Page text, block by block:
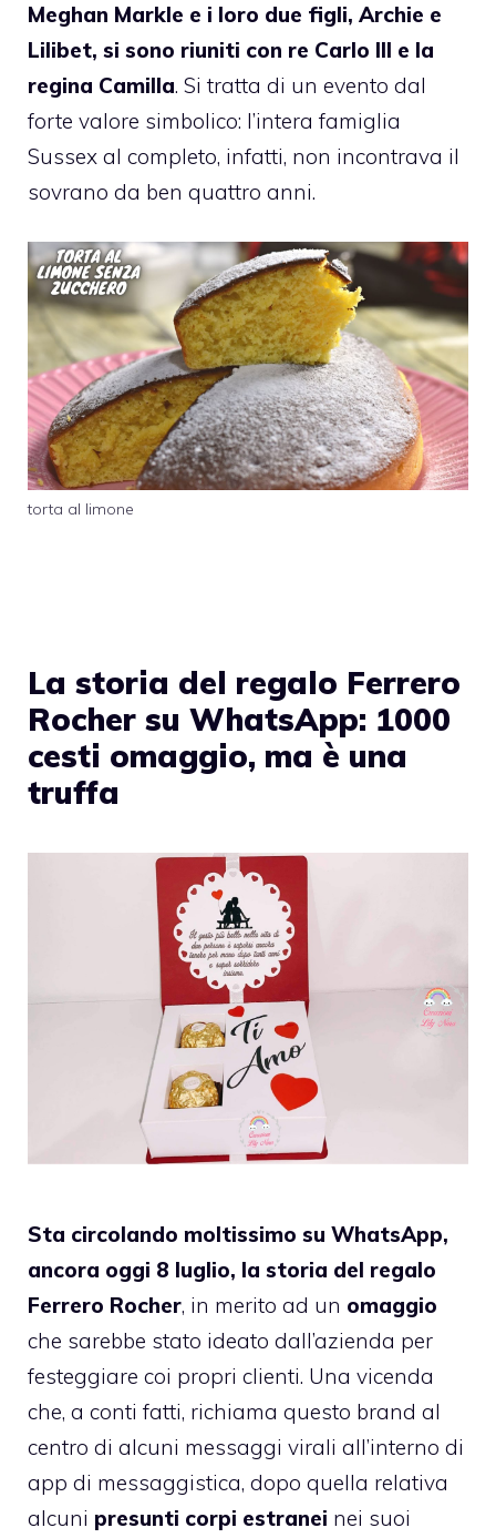
Meghan Markle e i loro due figli, Archie e
Lilibet, si sono riuniti con re Carlo III e la
regina Camilla. Si tratta di un evento dal
forte valore simbolico: l’intera famiglia
Sussex al completo, infatti, non incontrava il
sovrano da ben quattro anni.
torta al limone
La storia del regalo Ferrero
Rocher su WhatsApp: 1000
cesti omaggio, ma è una
truffa
Sta circolando moltissimo su WhatsApp,
ancora oggi 8 luglio, la storia del regalo
Ferrero Rocher, in merito ad un omaggio
che sarebbe stato ideato dall’azienda per
festeggiare coi propri clienti. Una vicenda
che, a conti fatti, richiama questo brand al
centro di alcuni messaggi virali all’interno di
app di messaggistica, dopo quella relativa
alcuni presunti corpi estranei nei suoi